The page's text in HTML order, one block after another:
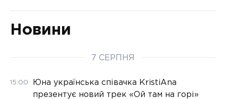
Новини
7 СЕРПНЯ
15:00
Юна українська співачка KristiAna
презентує новий трек «Ой там на горі»